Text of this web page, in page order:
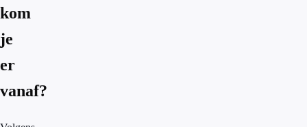
kom
je
er
vanaf?